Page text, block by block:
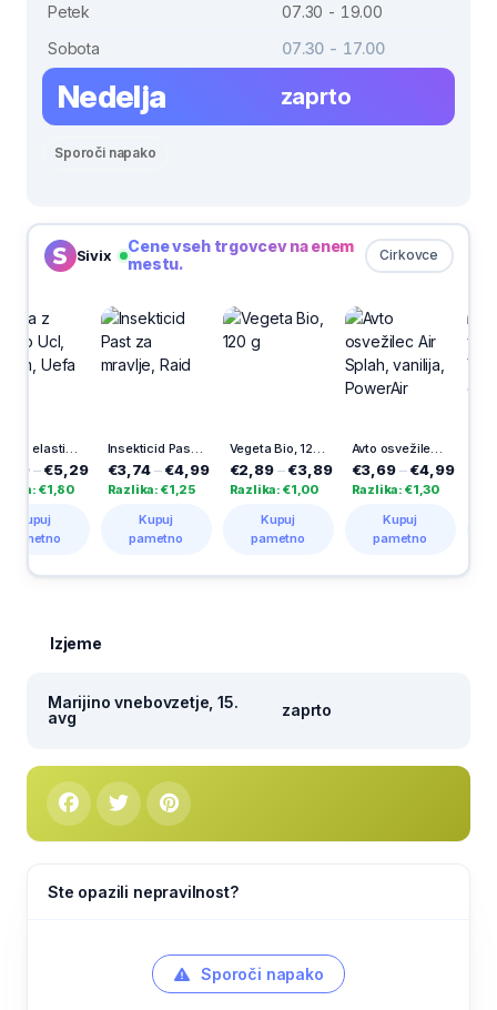
Petek
07.30 - 19.00
Sobota
07.30 - 17.00
Nedelja zaprto
Sporoči napako
Sivix Cirkovce
Cene vseh trgovcev na enem
mestu.
Insekticid Past za mravlje, Raid
€3,74– €4,99
Razlika: €1,25
Vegeta Bio, 120 g
€2,89 €3,89
Razlika: €1,00
Avto osvežilec Air Splah, vanilija, PowerAir
€3,69 €4,99
Razlika: €1,30
€5,45
Razlika: €4,53
Izjeme
Marijino vnebovzetje, 15.
avg
zaprto
Ste opazili nepravilnost?
Sporoči napako